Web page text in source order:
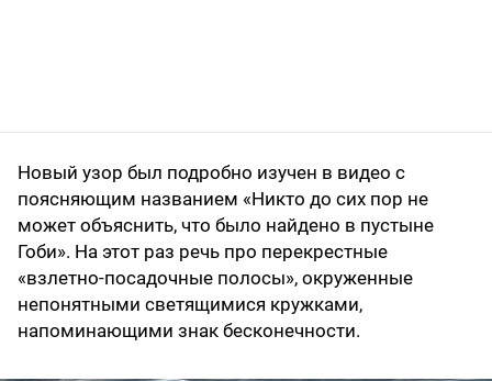
Новый узор был подробно изучен в видео с
поясняющим названием «Никто до сих пор не
может объяснить, что было найдено в пустыне
Гоби». На этот раз речь про перекрестные
«взлетно-посадочные полосы», окруженные
непонятными светящимися кружками,
напоминающими знак бесконечности.